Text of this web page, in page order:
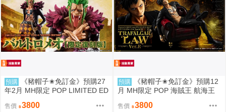
預購
《豬帽子✬免訂金》預購27
年2月 MH限定 POP LIMITED ED
特洛馬 0812
售價 3800
預購
《豬帽子✬免訂金》預購12
月 MH限定 POP 海賊王 航海王
售價 3800